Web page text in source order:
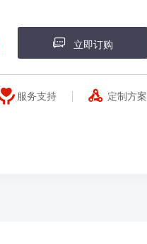
立即订购
服务支持 定制方案